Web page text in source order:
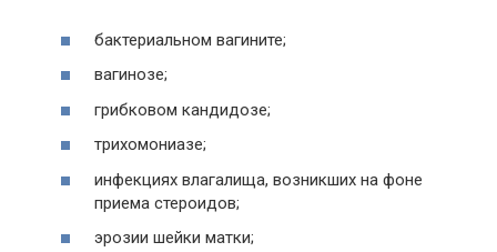
бактериальном вагините;
вагинозе;
грибковом кандидозе;
трихомониазе;
инфекциях влагалища, возникших на фоне
приема стероидов;
эрозии шейки матки;